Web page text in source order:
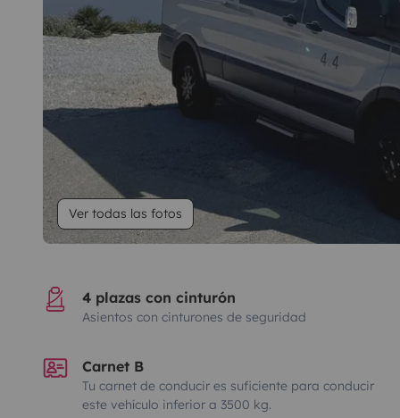
Ver todas las fotos
4 plazas con cinturón
Asientos con cinturones de seguridad
Carnet B
Tu carnet de conducir es suficiente para conducir
este vehículo inferior a 3500 kg.